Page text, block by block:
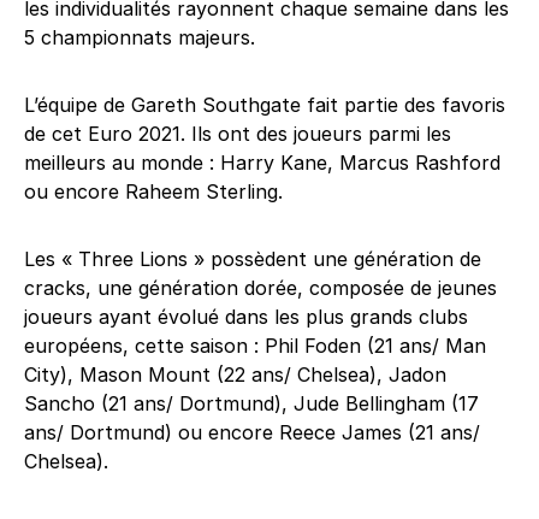
les individualités rayonnent chaque semaine dans les
5 championnats majeurs.
L’équipe de Gareth Southgate fait partie des favoris
de cet Euro 2021. Ils ont des joueurs parmi les
meilleurs au monde : Harry Kane, Marcus Rashford
ou encore Raheem Sterling.
Les « Three Lions » possèdent une génération de
cracks, une génération dorée, composée de jeunes
joueurs ayant évolué dans les plus grands clubs
européens, cette saison : Phil Foden (21 ans/ Man
City), Mason Mount (22 ans/ Chelsea), Jadon
Sancho (21 ans/ Dortmund), Jude Bellingham (17
ans/ Dortmund) ou encore Reece James (21 ans/
Chelsea).